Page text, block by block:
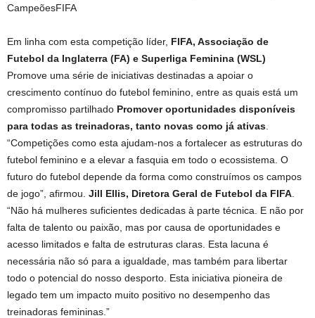
CampeõesFIFA
Em linha com esta competição líder, FIFA, Associação de
Futebol da Inglaterra (FA) e Superliga Feminina (WSL)
Promove uma série de iniciativas destinadas a apoiar o
crescimento contínuo do futebol feminino, entre as quais está um
compromisso partilhado Promover oportunidades disponíveis
para todas as treinadoras, tanto novas como já ativas
“Competições como esta ajudam-nos a fortalecer as estruturas do
futebol feminino e a elevar a fasquia em todo o ecossistema. O
futuro do futebol depende da forma como construímos os campos
de jogo”, afirmou. Jill Ellis, Diretora Geral de Futebol da FIFA
“Não há mulheres suficientes dedicadas à parte técnica. E não por
falta de talento ou paixão, mas por causa de oportunidades e
acesso limitados e falta de estruturas claras. Esta lacuna é
necessária não só para a igualdade, mas também para libertar
todo o potencial do nosso desporto. Esta iniciativa pioneira de
legado tem um impacto muito positivo no desempenho das
treinadoras femininas.”